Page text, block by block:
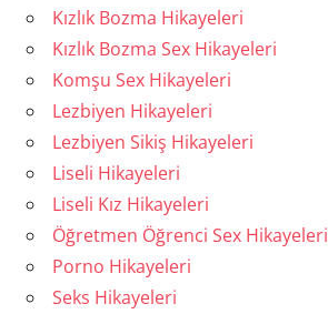
Kızlık Bozma Hikayeleri
Kızlık Bozma Sex Hikayeleri
Komşu Sex Hikayeleri
Lezbiyen Hikayeleri
Lezbiyen Sikiş Hikayeleri
Liseli Hikayeleri
Liseli Kız Hikayeleri
Öğretmen Öğrenci Sex Hikayeleri
Porno Hikayeleri
Seks Hikayeleri